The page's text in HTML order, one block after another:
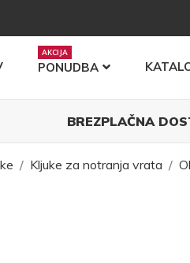
PONUDBA
BREZPLAČNA
Kljuke za notranja vrata